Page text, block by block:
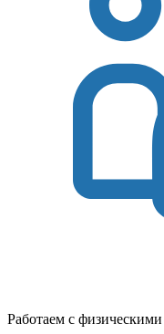
Работаем с